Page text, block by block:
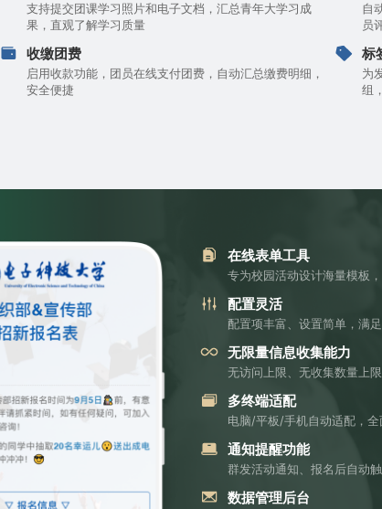
支持提交团课学习照片和电子文档，汇总青年大学习成
果，直观了解学习质量
自
员
收缴团费
启用收款功能，团员在线支付团费，自动汇总缴费明细，
安全便捷
标
为
组
在线表单工具
专为校园活动设计海量模板
配置灵活
配置项丰富、设置简单，满
无限量信息收集能力
无访问上限、无收集数量上
多终端适配
电脑/平板/手机自动适配，
通知提醒功能
群发活动通知、报名后自动
数据管理后台